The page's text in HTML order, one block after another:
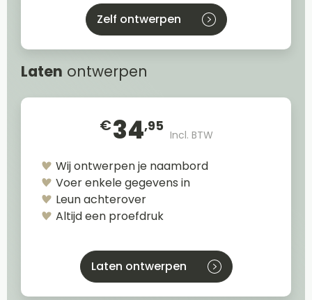
Zelf ontwerpen
Laten ontwerpen
€34,95
Incl. BTW
Wij ontwerpen je naambord
Voer enkele gegevens in
Leun achterover
Altijd een proefdruk
Laten ontwerpen